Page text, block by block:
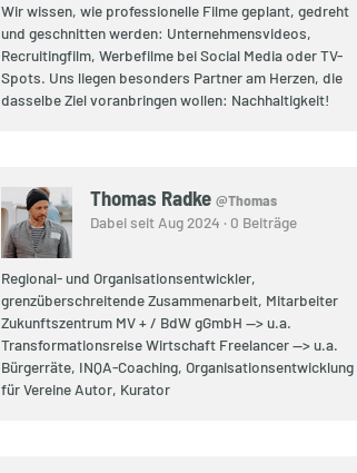
Wir wissen, wie professionelle Filme geplant, gedreht
und geschnitten werden: Unternehmensvideos,
Recruitingfilm, Werbefilme bei Social Media oder TV-
Spots. Uns liegen besonders Partner am Herzen, die
dasselbe Ziel voranbringen wollen: Nachhaltigkeit!
Thomas Radke @Thomas
Dabei seit Aug 2024 · 0 Beiträge
Regional- und Organisationsentwickler,
grenzüberschreitende Zusammenarbeit, Mitarbeiter
Zukunftszentrum MV + / BdW gGmbH --> u.a.
Transformationsreise Wirtschaft Freelancer --> u.a.
Bürgerräte, INQA-Coaching, Organisationsentwicklung
für Vereine Autor, Kurator